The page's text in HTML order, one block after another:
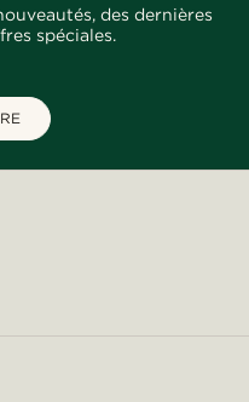
des dernières
spéciales.